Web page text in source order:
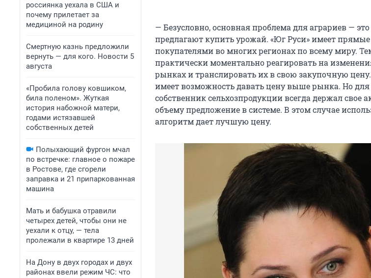
россиянка уехала в США и
почему прилетает за
медициной на родину
Смертную казнь предложили
вернуть — для кого. Новости 5
августа
«Пробила голову ковшиком,
била поленом». Жуткая
история набожной матери,
годами истязавшей
собственных детей
Полыхающий фургон мчал
по встречке: главное о пожаре
в Ростове, где сгорели
заправка и 21 припаркованная
машина
Мать и бабушка отравили
четырех детей, чтобы они не
уехали к отцу, — тела
пролежали в квартире 13 дней
На Дону в двух городах и двух
районах ввели режим ЧС: что
— Безусловно, основная проблема для аграриев —
предлагают купить урожай. «Юг Руси» имеет
покупателями во многих регионах по всему миру.
практически моментально реагировать на
рынках и транслировать их в свою закупочную
имеет возможность давать цену выше рынка. Но для
собственник сельхозпродукции всегда держал свое
объему предложение в системе. В этом случае
алгоритм дает лучшую цену.